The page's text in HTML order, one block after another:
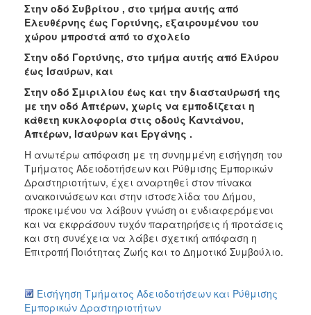
ΑΝΘΕΚΤΙΚΗ
ΠΟΛΗ
Στην οδό Συβρίτου , στο τμήμα αυτής από
Ελευθέρνης έως Γορτύνης, εξαιρουμένου του
χώρου μπροστά από το σχολείο
Στην οδό Γορτύνης, στο τμήμα αυτής από Ελύρου
έως Ισαύρων, και
Στην οδό Σμιριλίου έως και την διασταύρωσή της
με την οδό Απτέρων, χωρίς να εμποδίζεται η
κάθετη κυκλοφορία στις οδούς Καντάνου,
Απτέρων, Ισαύρων και Εργάνης .
H ανωτέρω απόφαση με τη συνημμένη εισήγηση του
Τμήματος Αδειοδοτήσεων και Ρύθμισης Εμπορικών
Δραστηριοτήτων, έχει αναρτηθεί στον πίνακα
ανακοινώσεων και στην ιστοσελίδα του Δήμου,
προκειμένου να λάβουν γνώση οι ενδιαφερόμενοι
και να εκφράσουν τυχόν παρατηρήσεις ή προτάσεις
και στη συνέχεια να λάβει σχετική απόφαση η
Επιτροπή Ποιότητας Ζωής και το Δημοτικό Συμβούλιο.
Εισήγηση Τμήματος Αδειοδοτήσεων και Ρύθμισης
Εμπορικών Δραστηριοτήτων